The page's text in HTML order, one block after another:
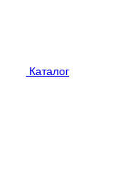
Каталог